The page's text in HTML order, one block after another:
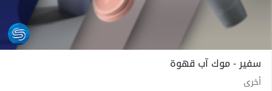
سفير - موك آب قهوة
أخرى